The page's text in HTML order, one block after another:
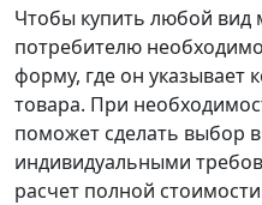
Чтобы купить любой вид
потребителю
форму, где он указывает
товара. При
поможет сделать выбор в
индивидуальными
расчет полной